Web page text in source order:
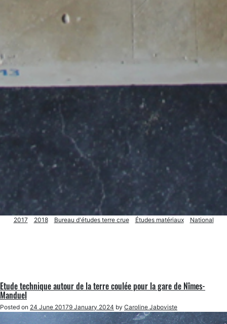
2017 2018 Bureau d'études terre crue Études matériaux National
Etude technique autour de la terre coulée pour la gare de Nîmes-
Manduel
Posted on 24 June 20179 January 2024 by Caroline Jaboviste